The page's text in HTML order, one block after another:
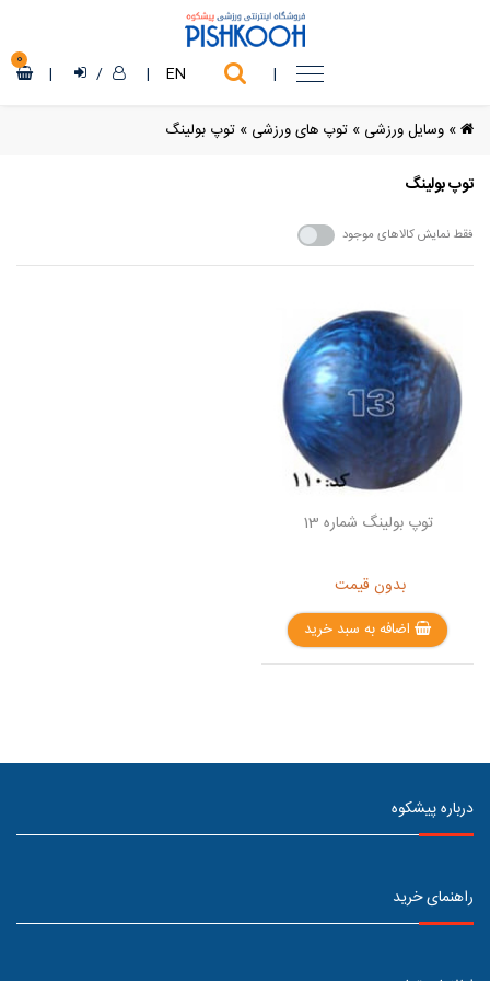
|
EN
|
/
|
0
» وسایل ورزشی » توپ های ورزشی » توپ بولینگ
توپ بولینگ
فقط نمایش کالاهای موجود
توپ بولینگ شماره 13
بدون قیمت
اضافه به سبد خرید
درباره پیشکوه
راهنمای خرید